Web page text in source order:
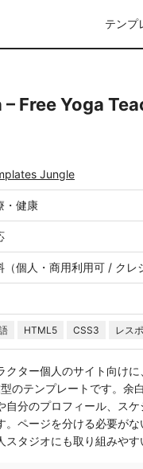
テンプ
Free Yoga
Jungle
・健康
（個人・商用利用可 / クレ
HTML5 CSS3 レス
クター個人のサイト向け
のテンプレートです。余
自分のプロフィール、ス
。ページを分ける必要が
スタジオにも取り組みやす